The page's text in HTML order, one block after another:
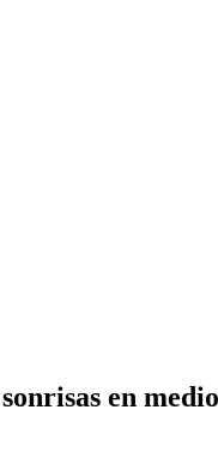
en